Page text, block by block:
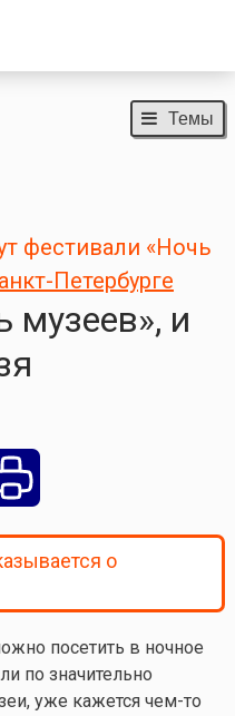
Темы
фестивали «Ночь
Петербурге
музеев», и
о
посетить в ночное
по значительно
уже кажется чем-то